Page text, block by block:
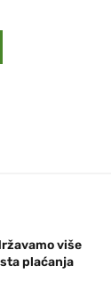
više
plaćanja